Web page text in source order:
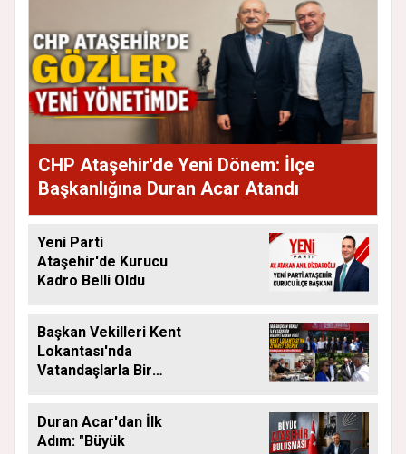
CHP Ataşehir'de Yeni Dönem: İlçe
Başkanlığına Duran Acar Atandı
Yeni Parti
Ataşehir'de Kurucu
Kadro Belli Oldu
Başkan Vekilleri Kent
Lokantası'nda
Vatandaşlarla Bir
Duran Acar'dan İlk
Adım: "Büyük